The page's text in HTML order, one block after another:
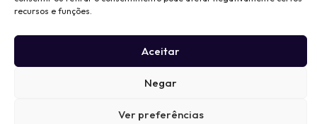
recursos e funções.
Aceitar
Negar
Ver preferências